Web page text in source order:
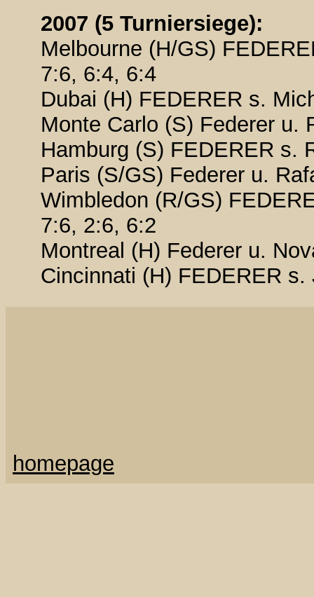
2007 (5 Turniersiege):
Melbourne (H/GS)
7:6, 6:4, 6:4
Dubai (H) FEDERER s.
Monte Carlo (S) Federer u.
Hamburg (S) FEDERER s.
Paris (S/GS) Federer u.
Wimbledon (R/GS)
7:6, 2:6, 6:2
Montreal (H) Federer u.
Cincinnati (H) FEDERER
homepage